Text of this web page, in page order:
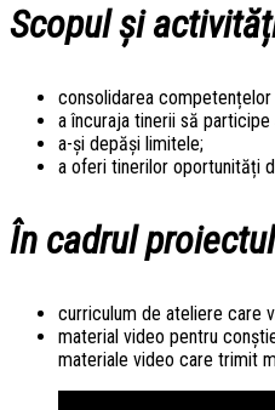
Scopul și
consolidarea
a încuraja tinerii să
a-și depăși limitele;
a oferi tinerilor oportunități
În cadrul
curriculum de ateliere care
material video pentru
materiale video care trimit